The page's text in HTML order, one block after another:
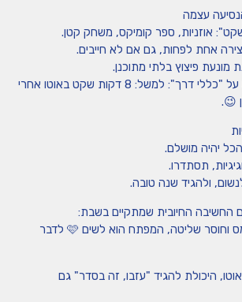
עצמה
אוזניות, ספר קומיקס, משחק קטן.
אחת לפחות, גם אם לא חייבים.
פיצוץ בלתי מתוכנן.
הסכימו מראש על "כללי דרך": למשל: 8 דקות שקט באוטו אחרי
מושלם.
תסתדרו.
ולהגיד שנה טובה.
החיובית שמתקיים בשבת:
דווקא ברגעים של עומס וחוסר שליטה, המפתח הוא לשים 🩷 לדבר
להגיד "עזבו, זה בסדר" גם